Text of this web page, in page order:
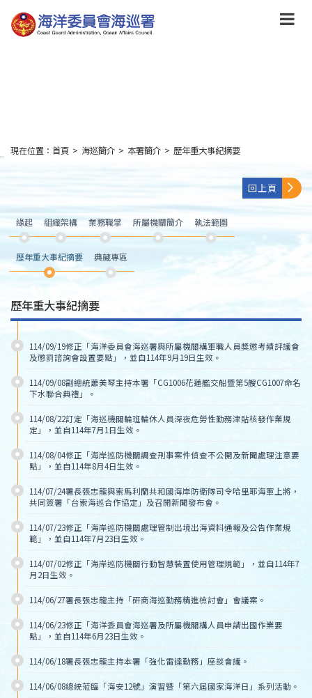
到
主
:::
現在位置： 首頁 > 海巡簡介 > 本署簡介 > 歷年重大事紀摘要
回上頁
緣起 組織架構 業務職掌 所屬機關簡介 執法範圍
歷年重大事紀摘要 典藏專區
歷年重大事紀摘要
114/09/19修正「海洋委員會海巡署與所屬機關構軍職人員獎懲考績評議會
及懲罰諮詢會設置要點」，並自114年9月19日生效。
114/09/08副總統蕭美琴主持本署「CG1006花蓮艦交船暨第5艘CG1007命名
下水聯合典禮」。
114/08/22訂定「海巡機關輪班輪休人員深夜危勞性勤務津貼核發作業規
定」，並自114年7月1日生效。
114/08/04修正「海岸巡防機關調查刑事案件偵查不公開及新聞處理注意要
點」，並自114年8月4日生效。
114/07/24署長張忠龍與索馬利蘭共和國海岸防衛隊司令哈里耶海軍上將，
共同簽署「台索海巡合作協定」及召開新聞發布會。
114/07/23修正「海岸巡防機關處理管制出境出海資料通報及公告作業規
範」，並自114年7月23日生效。
114/07/02修正「海岸巡防機關行動智慧裝置使用管理規範」，並自114年7
月2日生效。
114/06/27署長張忠龍主持「研商海巡勤務精進檢討會」會議案。
114/06/23修正「海洋委員會海巡署及所屬機關構人員申請出國作業要
點」，並自114年6月23日生效。
114/06/18署長張忠龍主持本署「強化雷達勤務」座談會議。
114/06/08總統蒞臨「海安12號」演習暨「第六屆國家海洋日」系列活動。